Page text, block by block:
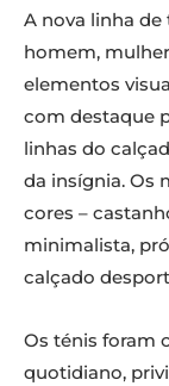
A nova linha
homem,
elementos
com destaque
linhas do
da insígnia. Os
cores –
minimalista,
calçado
Os ténis foram
quotidiano,